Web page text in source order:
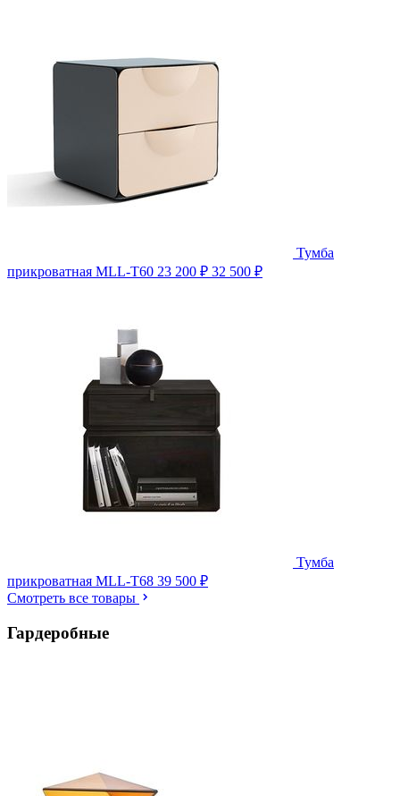
Тумба
прикроватная MLL-T60 23 200 ₽ 32 500 ₽
Тумба
прикроватная MLL-T68 39 500 ₽
Смотреть все товары
Гардеробные